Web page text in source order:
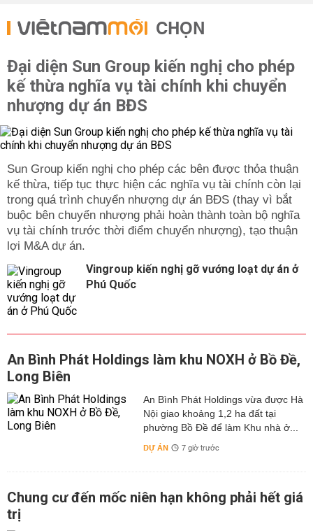
CHỌN
Đại diện Sun Group kiến nghị cho phép
kế thừa nghĩa vụ tài chính khi chuyển
nhượng dự án BĐS
Sun Group kiến nghị cho phép các bên được thỏa thuận
kế thừa, tiếp tục thực hiện các nghĩa vụ tài chính còn lại
trong quá trình chuyển nhượng dự án BĐS (thay vì bắt
buộc bên chuyển nhượng phải hoàn thành toàn bộ nghĩa
vụ tài chính trước thời điểm chuyển nhượng), tạo thuận
lợi M&A dự án.
Vingroup kiến nghị gỡ vướng loạt dự án ở
Phú Quốc
An Bình Phát Holdings làm khu NOXH ở Bồ Đề,
Long Biên
An Bình Phát Holdings vừa được Hà
Nội giao khoảng 1,2 ha đất tại
phường Bồ Đề để làm Khu nhà ở...
DỰ ÁN 7 giờ trước
Chung cư đến mốc niên hạn không phải hết giá
trị